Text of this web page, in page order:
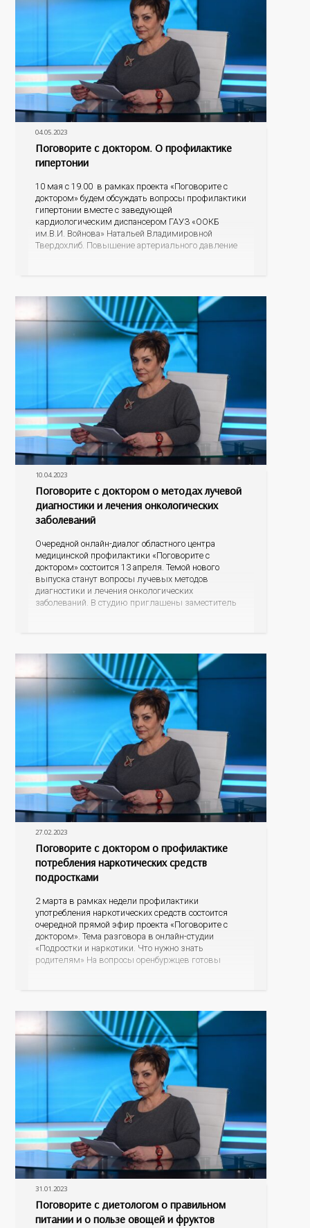
04.05.2023
Поговорите с доктором. О профилактике
гипертонии
10 мая с 19.00 в рамках проекта «Поговорите с
доктором» будем обсуждать вопросы профилактики
гипертонии вместе с заведующей
кардиологическим диспансером ГАУЗ «ООКБ
им.В.И. Войнова» Натальей Владимировной
Твердохлиб. Повышение артериального давление
зрительных органов, осложнений беременности
10.04.2023
Поговорите с доктором о методах лучевой
диагностики и лечения онкологических
заболеваний
Очередной онлайн-диалог областного центра
медицинской профилактики «Поговорите с
доктором» состоится 13 апреля. Темой нового
выпуска станут вопросы лучевых методов
диагностики и лечения онкологических
заболеваний. В студию приглашены заместитель
опухоли можно обнаружить с помощью
современных маммографов и компьютерных
27.02.2023
Поговорите с доктором о профилактике
потребления наркотических средств
подростками
2 марта в рамках недели профилактики
употребления наркотических средств состоится
очередной прямой эфир проекта «Поговорите с
доктором». Тема разговора в онлайн-студии
«Подростки и наркотики. Что нужно знать
родителям» На вопросы оренбуржцев готовы
отделением для детей и подростков Элина Балдина.
31.01.2023
Поговорите с диетологом о правильном
питании и о пользе овощей и фруктов